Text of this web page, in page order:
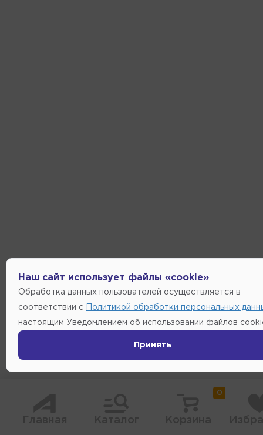
0
Наш сайт использует файлы «cookie»
Обработка данных пользователей осуществляется в
соответствии с Политикой обработки персональных
настоящим Уведомлением об использовании файлов
Принять